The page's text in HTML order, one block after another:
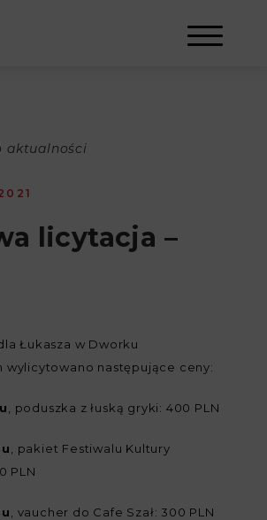
aktualności
licytacja –
Łukasza w Dworku
wylicytowano następujące ceny:
, poduszka z łuską gryki: 400 PLN
, pakiet Festiwalu Kultury
PLN
, vaucher do Cafe Szał: 300 PLN